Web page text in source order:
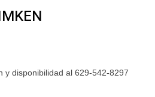
y disponibilidad al 629-542-8297